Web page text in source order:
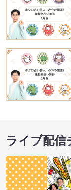
ライブ配信